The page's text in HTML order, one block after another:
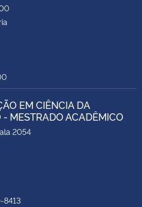
EM CIÊNCIA DA
MESTRADO ACADÊMICO
2054
8413